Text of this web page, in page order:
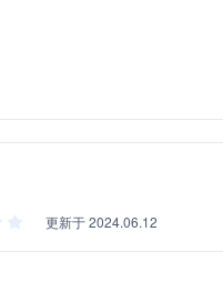
更新于 2024.06.12